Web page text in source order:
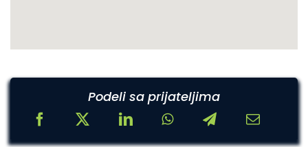
Podeli sa prijateljima